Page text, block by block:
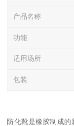
产品名称
功能
适用场所
包装
防化靴是橡胶制成